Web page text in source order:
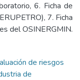
6. Ficha de
7. Ficha
del OSINERGMIN.
de riesgos
de